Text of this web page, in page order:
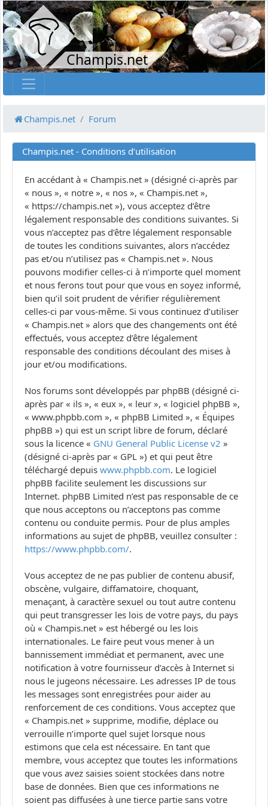
Champis.net
Champis.net Forum
Champis.net - Conditions d’utilisation
En accédant à « Champis.net » (désigné ci-après par
« nous », « notre », « nos », « Champis.net »,
« https://champis.net »), vous acceptez d’être
légalement responsable des conditions suivantes. Si
vous n’acceptez pas d’être légalement responsable
de toutes les conditions suivantes, alors n’accédez
pas et/ou n’utilisez pas « Champis.net ». Nous
pouvons modifier celles-ci à n’importe quel moment
et nous ferons tout pour que vous en soyez informé,
bien qu’il soit prudent de vérifier régulièrement
celles-ci par vous-même. Si vous continuez d’utiliser
« Champis.net » alors que des changements ont été
effectués, vous acceptez d’être légalement
responsable des conditions découlant des mises à
jour et/ou modifications.
Nos forums sont développés par phpBB (désigné ci-
après par « ils », « eux », « leur », « logiciel phpBB »,
« www.phpbb.com », « phpBB Limited », « Équipes
phpBB ») qui est un script libre de forum, déclaré
sous la licence « GNU General Public License v2 »
(désigné ci-après par « GPL ») et qui peut être
téléchargé depuis www.phpbb.com. Le logiciel
phpBB facilite seulement les discussions sur
Internet. phpBB Limited n’est pas responsable de ce
que nous acceptons ou n’acceptons pas comme
contenu ou conduite permis. Pour de plus amples
informations au sujet de phpBB, veuillez consulter :
https://www.phpbb.com/.
Vous acceptez de ne pas publier de contenu abusif,
obscène, vulgaire, diffamatoire, choquant,
menaçant, à caractère sexuel ou tout autre contenu
qui peut transgresser les lois de votre pays, du pays
où « Champis.net » est hébergé ou les lois
internationales. Le faire peut vous mener à un
bannissement immédiat et permanent, avec une
notification à votre fournisseur d’accès à Internet si
nous le jugeons nécessaire. Les adresses IP de tous
les messages sont enregistrées pour aider au
renforcement de ces conditions. Vous acceptez que
« Champis.net » supprime, modifie, déplace ou
verrouille n’importe quel sujet lorsque nous
estimons que cela est nécessaire. En tant que
membre, vous acceptez que toutes les informations
que vous avez saisies soient stockées dans notre
base de données. Bien que ces informations ne
soient pas diffusées à une tierce partie sans votre